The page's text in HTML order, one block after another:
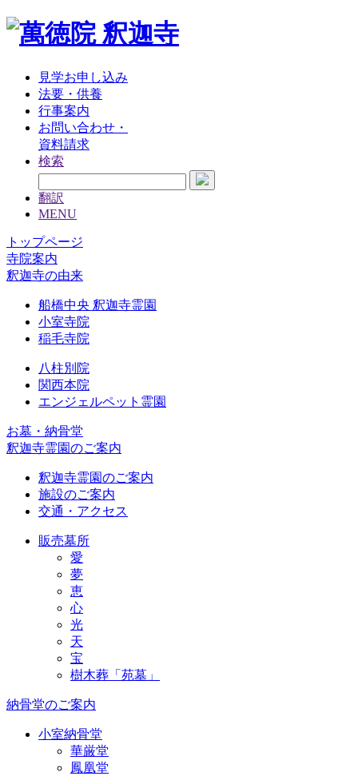
見学お申し込み
法要・供養
行事案内
お問い合わせ・
資料請求
検索
翻訳
MENU
トップページ
寺院案内
釈迦寺の由来
船橋中央 釈迦寺霊園
小室寺院
稲毛寺院
八柱別院
関西本院
エンジェルペット霊園
お墓・納骨堂
釈迦寺霊園のご案内
釈迦寺霊園のご案内
施設のご案内
交通・アクセス
販売墓所
愛
夢
恵
心
光
天
宝
樹木葬「苑墓」
納骨堂のご案内
小室納骨堂
華厳堂
鳳凰堂